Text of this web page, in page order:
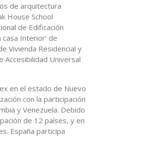
de arquitectura
House School
de Edificación
Interior’ de
Vivienda Residencial y
Universal
en el estado de Nuevo
con la participación
y Venezuela. Debido
de 12 países, y en
España participa